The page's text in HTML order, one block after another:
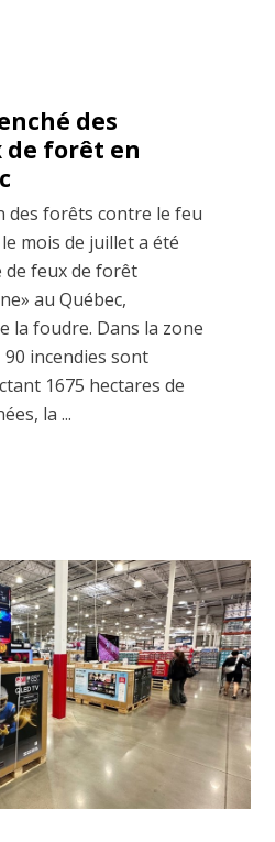
des
de forêt en
des forêts contre le feu
mois de juillet a été
de feux de forêt
au Québec,
la foudre. Dans la zone
incendies sont
1675 hectares de
la ...